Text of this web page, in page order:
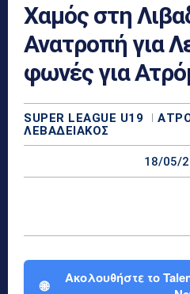
Χαμός στη
Ανατροπή για
φωνές για
SUPER LEAGUE U19
ΛΕΒΑΔΕΙΑΚΌΣ
18/05/
🌐
Ακολουθήστε το